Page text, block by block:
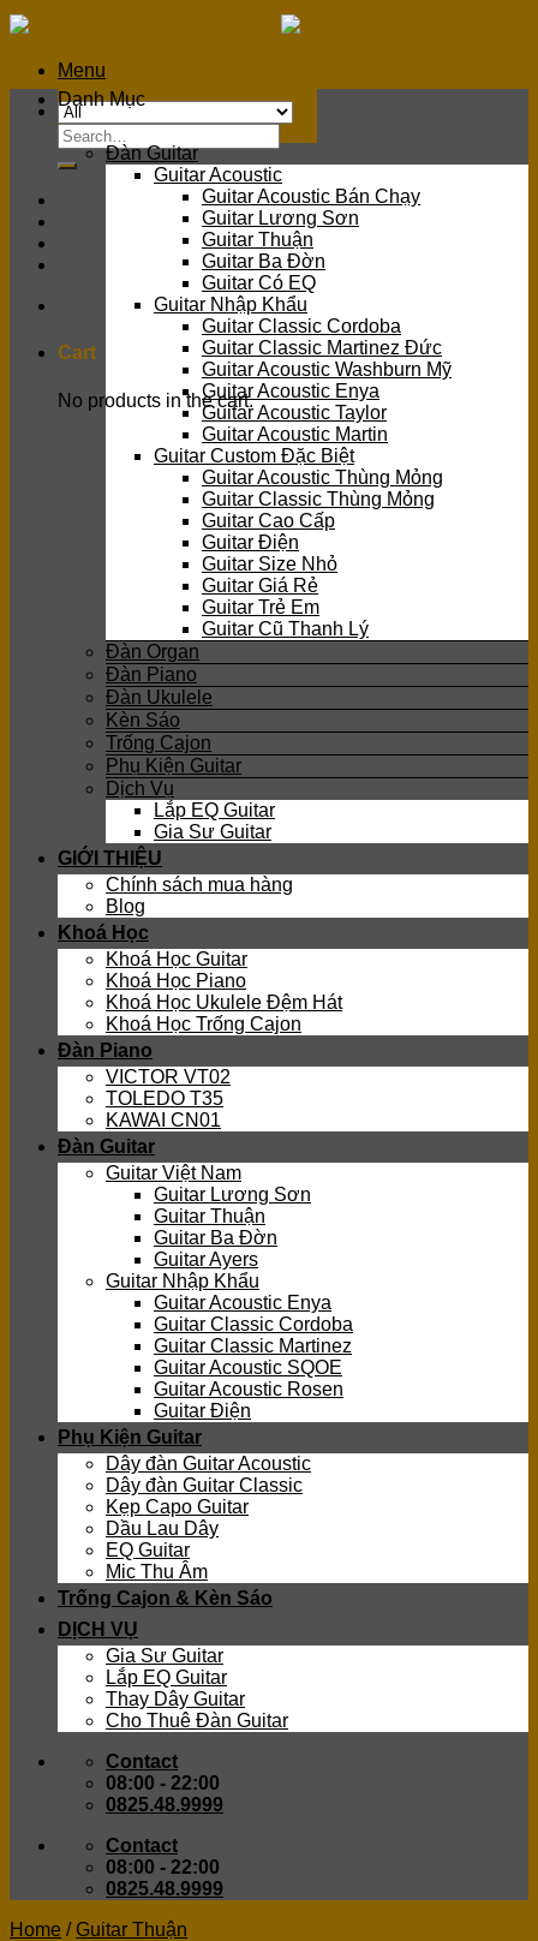
Skip
to
contentMenu
Search
for:
Cart
No products in the cart.
Danh Mục
Đàn Guitar
Guitar Acoustic
Guitar Acoustic Bán Chạy
Guitar Lương Sơn
Guitar Thuận
Guitar Ba Đờn
Guitar Có EQ
Guitar Nhập Khẩu
Guitar Classic Cordoba
Guitar Classic Martinez Đức
Guitar Acoustic Washburn Mỹ
Guitar Acoustic Enya
Guitar Acoustic Taylor
Guitar Acoustic Martin
Guitar Custom Đặc Biệt
Guitar Acoustic Thùng Mỏng
Guitar Classic Thùng Mỏng
Guitar Cao Cấp
Guitar Điện
Guitar Size Nhỏ
Guitar Giá Rẻ
Guitar Trẻ Em
Guitar Cũ Thanh Lý
Đàn Organ
Đàn Piano
Đàn Ukulele
Kèn Sáo
Trống Cajon
Phụ Kiện Guitar
Dịch Vụ
Lắp EQ Guitar
Gia Sư Guitar
GIỚI THIỆU
Chính sách mua hàng
Blog
Khoá Học
Khoá Học Guitar
Khoá Học Piano
Khoá Học Ukulele Đệm Hát
Khoá Học Trống Cajon
Đàn Piano
VICTOR VT02
TOLEDO T35
KAWAI CN01
Đàn Guitar
Guitar Việt Nam
Guitar Lương Sơn
Guitar Thuận
Guitar Ba Đờn
Guitar Ayers
Guitar Nhập Khẩu
Guitar Acoustic Enya
Guitar Classic Cordoba
Guitar Classic Martinez
Guitar Acoustic SQOE
Guitar Acoustic Rosen
Guitar Điện
Phụ Kiện Guitar
Dây đàn Guitar Acoustic
Dây đàn Guitar Classic
Kẹp Capo Guitar
Dầu Lau Dây
EQ Guitar
Mic Thu Âm
Trống Cajon & Kèn Sáo
DỊCH VỤ
Gia Sư Guitar
Lắp EQ Guitar
Thay Dây Guitar
Cho Thuê Đàn Guitar
Contact
08:00 - 22:00
0825.48.9999
Contact
08:00 - 22:00
0825.48.9999
Home / Guitar Thuận